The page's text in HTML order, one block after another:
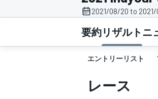
スーパーフォーミュラ
2021/08/20 to 2021/
要約リザルト ニ
エントリーリスト
レース